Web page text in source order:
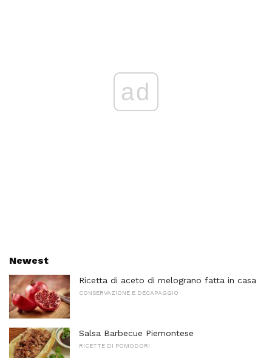
ad
Newest
Ricetta di aceto di melograno fatta in casa
CONSERVAZIONE E DECAPAGGIO
Salsa Barbecue Piemontese
RICETTE DI POMODORI